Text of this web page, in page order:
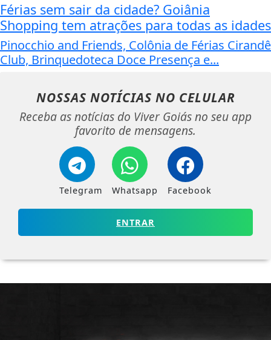
Férias sem sair da cidade? Goiânia
Shopping tem atrações para todas as idades
Pinocchio and Friends, Colônia de Férias Cirandê
Club, Brinquedoteca Doce Presença e...
NOSSAS NOTÍCIAS NO CELULAR
Receba as notícias do Viver Goiás no seu app
favorito de mensagens.
Telegram Whatsapp Facebook
ENTRAR